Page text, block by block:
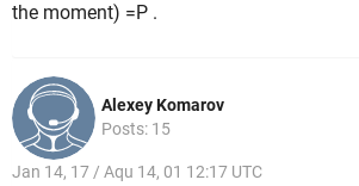
the moment) =P .
Alexey Komarov
Posts: 15
Jan 14, 17 / Aqu 14, 01 12:17 UTC